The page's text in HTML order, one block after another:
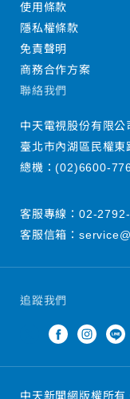
追蹤我們
使用條款
隱私權條款
免責聲明
商務合作方案
聯絡我們
中天電視股份有限公
臺北市內湖區民權東
總機：(02)6600-
客服專線： 02-
客服信箱：
中天新聞網版權所